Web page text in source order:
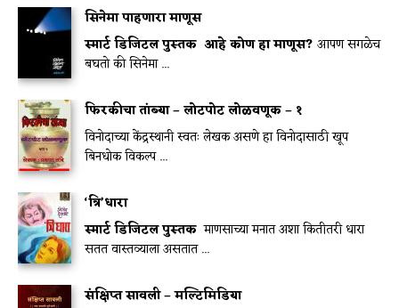
सिनेमा पाहणारा माणूस
स्मार्ट डिजिटल पुस्तक आहे कोण हा माणूस? आपण सगळेच
बघतो की सिनेमा ...
फिरकीचा तांब्या – लोटपोट लोळवणूक – १
विनोदाच्या केंद्रस्थानी स्वतः लेखक असणे हा विनोदासाठी खूप
बिनधोक विकल्प ...
‘त्रि’धारा
स्मार्ट डिजिटल पुस्तक माणसाच्या मनात अशा कितीतरी धारा
सतत वास्तव्याला असतात ...
संक्षिप्त सावली – मल्टिमिडिया